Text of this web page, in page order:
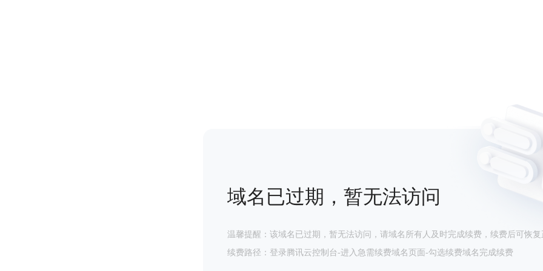
域名已过期，暂无法访问
温馨提醒：该域名已过期，暂无法访问，请域名所有人及时完成续费，续费后可恢复
续费路径：登录腾讯云控制台-进入急需续费域名页面-勾选续费域名完成续费